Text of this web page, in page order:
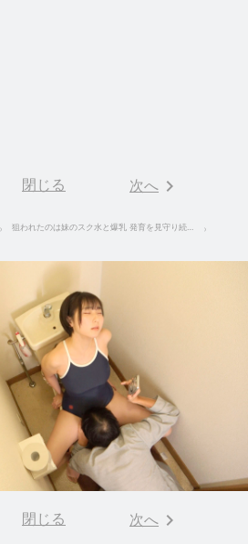
閉じる 次へ keyboard_arrow_right
閉じる 次へ keyboard_arrow_right